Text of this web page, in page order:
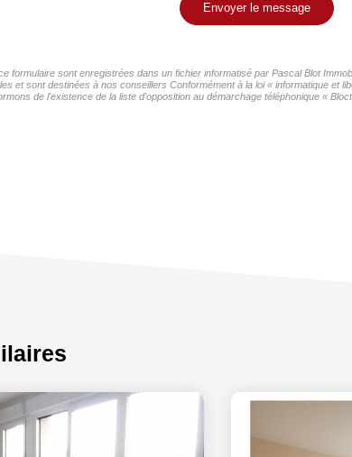
Envoyer le message
formulaire sont enregistrées dans un fichier informatisé par Pascal Blot
et sont destinées à nos conseillers Conformément à la loi « informatique
de l'existence de la liste d'opposition au démarchage téléphonique «